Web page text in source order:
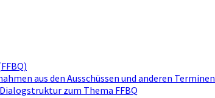
aus den Ausschüssen und anderen Terminen
zum Thema FFBQ